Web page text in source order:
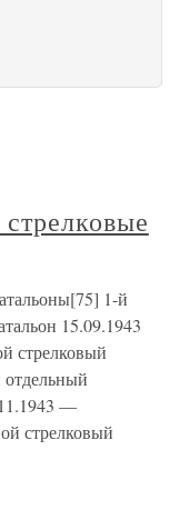
1-й
15.09.1943
стрелковый
—
стрелковый